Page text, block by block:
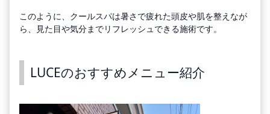
このように、クールスパは暑さで疲れた頭皮や肌を整えなが
ら、見た目や気分までリフレッシュできる施術です。
LUCEのおすすめメニュー紹介